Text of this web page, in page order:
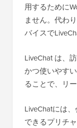
用するために
ません。代わ
バイスで
LiveChat は、
かつ使いやす
ることで、リ
LiveChatには
できるプリチ